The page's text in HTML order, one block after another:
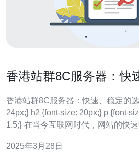
香港站群8C服务器：快
香港站群8C服务器：快速、稳定的选择 h1 {font-
24px;} h2 {font-size: 20px;} p {font-
1.5;} 在当今互联网时代，网站的快速访问速度和稳定性对
其快速、稳定的性能，成为了
2025年3月28日